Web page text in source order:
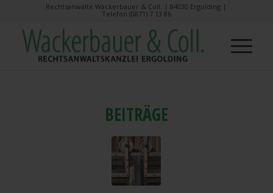
Rechtsanwälte Wackerbauer & Coll. | 84030 Ergolding |
Telefon (0871) 7 13 86
BEITRÄGE